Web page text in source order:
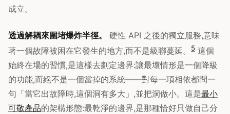
成立。
透過解耦來圍堵爆炸半徑。
硬性 API 之後的獨立服務,意味
著一個故障被困在它發生的地方,而不是級聯蔓延。
5 這個
始終在場的習慣,是這樣去劃定邊界:讓最壞情形是一個降級
的功能,而絕不是一個當掉的系統——對每一項相依都問一
句「當它出故障時,這個洞有多大」,並把洞做小。這是最小
可敬產品的架構形態:最乾淨的邊界,是那種恰好只做自己分